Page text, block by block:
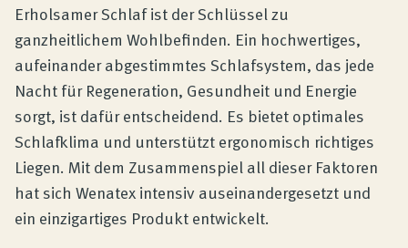
Erholsamer Schlaf ist der Schlüssel zu
ganzheitlichem Wohlbefinden. Ein hochwertiges,
aufeinander abgestimmtes Schlafsystem, das jede
Nacht für Regeneration, Gesundheit und Energie
sorgt, ist dafür entscheidend. Es bietet optimales
Schlafklima und unterstützt ergonomisch richtiges
Liegen. Mit dem Zusammenspiel all dieser Faktoren
hat sich Wenatex intensiv auseinandergesetzt und
ein einzigartiges Produkt entwickelt.